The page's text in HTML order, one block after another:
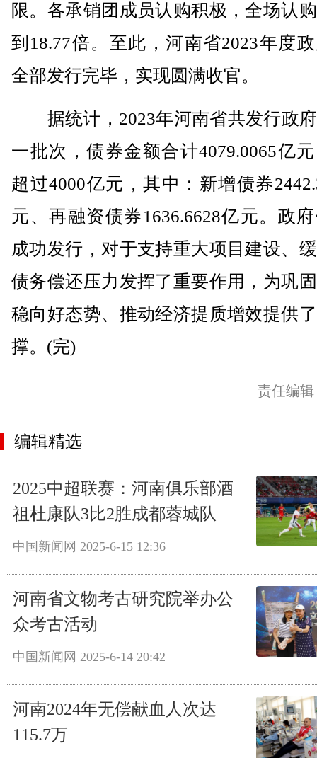
限。各承销团成员认购积极，全场认
到18.77倍。至此，河南省2023年度
全部发行完毕，实现圆满收官。
据统计，2023年河南省共发行政
一批次，债券金额合计4079.0065亿
超过4000亿元，其中：新增债券
元、再融资债券1636.6628亿元。政
成功发行，对于支持重大项目建设、
债务偿还压力发挥了重要作用，为巩
稳向好态势、推动经济提质增效提供
撑。(完)
责任编
编辑精选
2025中超联赛：河南俱乐部酒
祖杜康队3比2胜成都蓉城队
中国新闻网 2025-6-15 12:36
河南省文物考古研究院举办公
众考古活动
中国新闻网 2025-6-14 20:42
河南2024年无偿献血人次达
115.7万